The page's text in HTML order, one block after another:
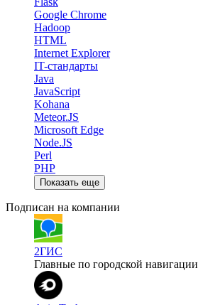
Google Chrome
Hadoop
HTML
Internet Explorer
IT-стандарты
Java
JavaScript
Kohana
Meteor.JS
Microsoft Edge
Node.JS
Perl
PHP
Показать еще
Подписан на компании
2ГИС
Главные по городской навигации